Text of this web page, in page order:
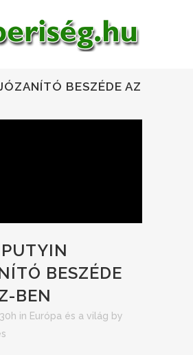
BESZÉDE AZ
PUTYIN
BESZÉDE
BEN
in Európa és a világ by